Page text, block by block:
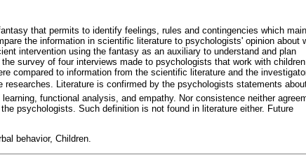
that permits to identify feelings, rules and contingencies which
the information in scientific literature to psychologists' opinion about
intervention using the fantasy as an auxiliary to understand and plan
survey of four interviews made to psychologists that work with
compared to information from the scientific literature and the
Literature is confirmed by the psychologists statements
functional analysis, and empathy. Nor consistence neither
psychologists. Such definition is not found in literature either. Future
behavior, Children.